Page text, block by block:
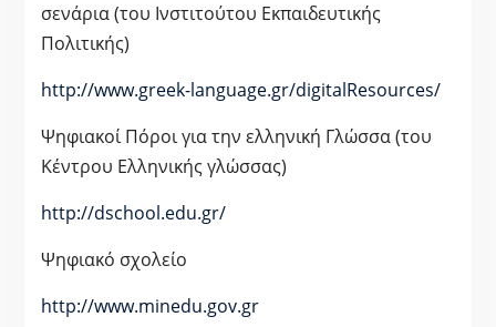
σενάρια (του Ινστιτούτου Εκπαιδευτικής
Πολιτικής)
http://www.greek-language.gr/digitalResources/
Ψηφιακοί Πόροι για την ελληνική Γλώσσα (του
Κέντρου Ελληνικής γλώσσας)
http://dschool.edu.gr/
Ψηφιακό σχολείο
http://www.minedu.gov.gr